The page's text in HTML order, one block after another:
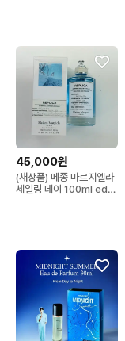
45,000원
(새상품) 메종 마르지엘라
세일링 데이 100ml edt